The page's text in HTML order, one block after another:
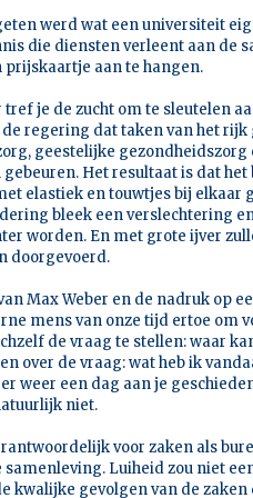
werd wat een universiteit
die diensten verleent aan de
aan te hangen.
tref je de zucht om te sleutelen
de regering dat taken van het
geestelijke
Het resultaat is dat
elastiek en touwtjes bij elkaar
bleek een verslechtering
worden. En met grote ijver
doorgevoerd.
Max Weber en de nadruk op
mens van onze tijd ertoe om
de vraag te stellen: waar
over de vraag: wat heb ik
weer een dag aan je
niet.
voor zaken als
Luiheid zou niet
kwalijke gevolgen van de